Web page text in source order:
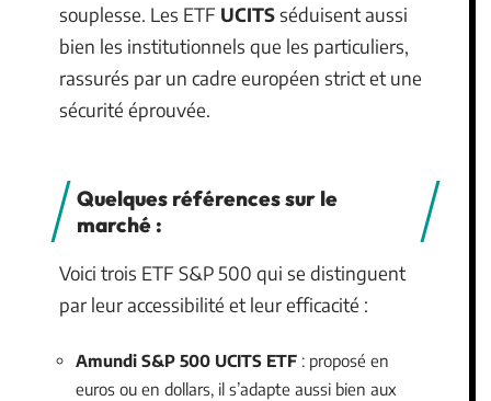
souplesse. Les ETF UCITSséduisent aussi
bien les institutionnels que les particuliers,
rassurés par un cadre européen strict et une
sécurité éprouvée.
Quelques références sur le
marché :
Voici trois ETF S&P 500 qui se distinguent
par leur accessibilité et leur efficacité :
Amundi S&P 500 UCITS ETF : proposé en
euros ou en dollars, il s’adapte aussi bien aux